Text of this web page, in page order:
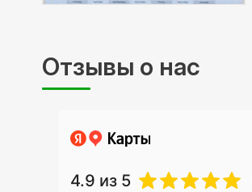
Отзывы о нас
4.9 из 5